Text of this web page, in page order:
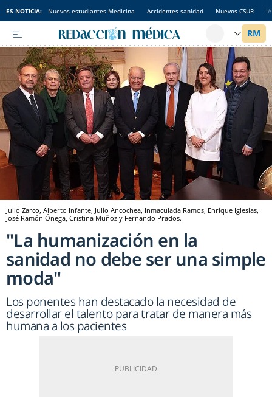
ES NOTICIA: Nuevos estudiantes Medicina Accidentes sanidad Nuevos CSUR
Julio Zarco, Alberto Infante, Julio Ancochea, Inmaculada Ramos, Enrique Iglesias,
José Ramón Ónega, Cristina Muñoz y Fernando Prados.
"La humanización en la
sanidad no debe ser una simple
moda"
Los ponentes han destacado la necesidad de
desarrollar el talento para tratar de manera más
humana a los pacientes